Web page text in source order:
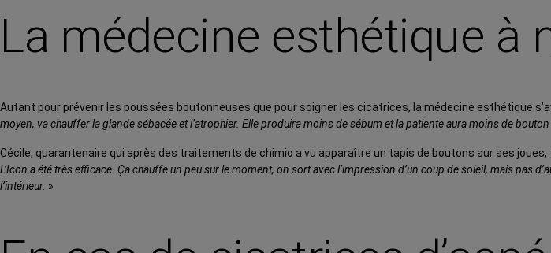
La médecine esthétique à
Autant pour prévenir les poussées boutonneuses que pour soigner les cicatrices, la médecine esthétique
moyen, va chauffer la glande sébacée et l’atrophier. Elle produira moins de sébum et la patiente aura moins de bouton
Cécile, quarantenaire qui après des traitements de chimio a vu apparaître un tapis de boutons sur ses joues,
L’Icon a été très efficace. Ça chauffe un peu sur le moment, on sort avec l’impression d’un coup de soleil, mais
l’intérieur. »